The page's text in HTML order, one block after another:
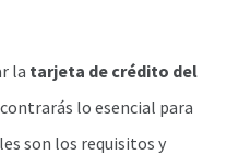
la tarjeta de crédito del
lo esencial para
son los requisitos y